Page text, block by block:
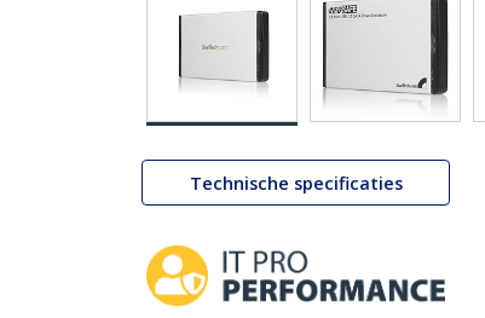
Technische specificaties